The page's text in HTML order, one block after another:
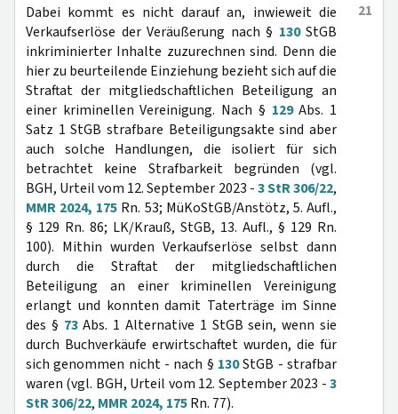
21
Dabei kommt es nicht darauf an, inwieweit die
Verkaufserlöse der Veräußerung nach § 130StGB
inkriminierter Inhalte zuzurechnen sind. Denn die
hier zu beurteilende Einziehung bezieht sich auf die
Straftat der mitgliedschaftlichen Beteiligung an
einer kriminellen Vereinigung. Nach § 129Abs. 1
Satz 1 StGB strafbare Beteiligungsakte sind aber
auch solche Handlungen, die isoliert für sich
betrachtet keine Strafbarkeit begründen (vgl.
BGH, Urteil vom 12. September 2023 -3 StR 306/22,
MMR 2024, 175 Rn. 53; MüKoStGB/Anstötz, 5. Aufl.,
§ 129 Rn. 86; LK/Krauß, StGB, 13. Aufl., § 129 Rn.
100). Mithin wurden Verkaufserlöse selbst dann
durch die Straftat der mitgliedschaftlichen
Beteiligung an einer kriminellen Vereinigung
erlangt und konnten damit Taterträge im Sinne
des § 73Abs. 1 Alternative 1 StGB sein, wenn sie
durch Buchverkäufe erwirtschaftet wurden, die für
sich genommen nicht - nach § 130StGB - strafbar
waren (vgl. BGH, Urteil vom 12. September 2023 -3
StR 306/22, MMR 2024, 175Rn. 77).